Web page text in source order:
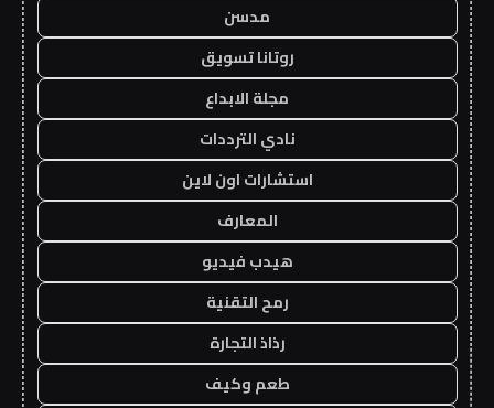
مدسن
روتانا تسويق
مجلة الابداع
نادي الترددات
استشارات اون لاين
المعارف
هيدب فيديو
رمح التقنية
رذاذ التجارة
طعم وكيف